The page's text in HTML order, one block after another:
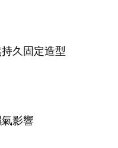
久固定造型
影響